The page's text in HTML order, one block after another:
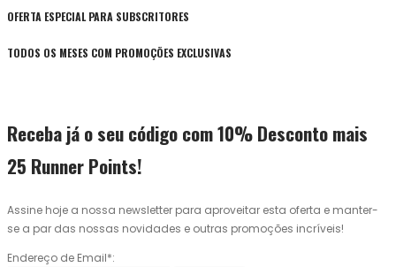
OFERTA ESPECIAL PARA SUBSCRITORES
TODOS OS MESES COM PROMOÇÕES EXCLUSIVAS
Receba já o seu código com 10% Desconto mais
25 Runner Points!
Assine hoje a nossa newsletter para aproveitar esta oferta e manter-
se a par das nossas novidades e outras promoções incríveis!
Endereço de Email*: